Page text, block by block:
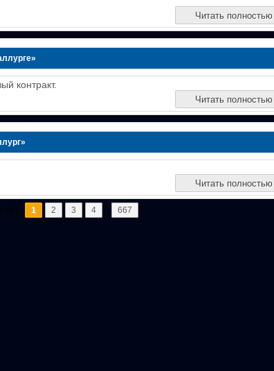
Читать полностью
контракт.
Читать полностью
Читать полностью
1 2 3 4 667